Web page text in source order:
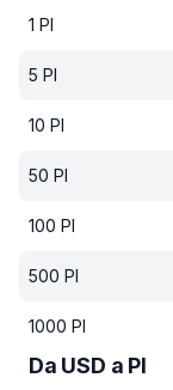
1 PI
5 PI
10 PI
50 PI
100 PI
500 PI
1000 PI
Da USD a PI